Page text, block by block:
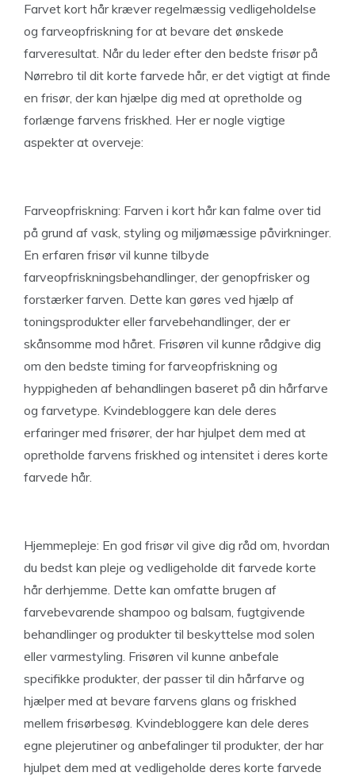
Farvet kort hår kræver regelmæssig vedligeholdelse
og farveopfriskning for at bevare det ønskede
farveresultat. Når du leder efter den bedste frisør på
Nørrebro til dit korte farvede hår, er det vigtigt at finde
en frisør, der kan hjælpe dig med at opretholde og
forlænge farvens friskhed. Her er nogle vigtige
aspekter at overveje:
Farveopfriskning: Farven i kort hår kan falme over tid
på grund af vask, styling og miljømæssige påvirkninger.
En erfaren frisør vil kunne tilbyde
farveopfriskningsbehandlinger, der genopfrisker og
forstærker farven. Dette kan gøres ved hjælp af
toningsprodukter eller farvebehandlinger, der er
skånsomme mod håret. Frisøren vil kunne rådgive dig
om den bedste timing for farveopfriskning og
hyppigheden af behandlingen baseret på din hårfarve
og farvetype. Kvindebloggere kan dele deres
erfaringer med frisører, der har hjulpet dem med at
opretholde farvens friskhed og intensitet i deres korte
farvede hår.
Hjemmepleje: En god frisør vil give dig råd om, hvordan
du bedst kan pleje og vedligeholde dit farvede korte
hår derhjemme. Dette kan omfatte brugen af
farvebevarende shampoo og balsam, fugtgivende
behandlinger og produkter til beskyttelse mod solen
eller varmestyling. Frisøren vil kunne anbefale
specifikke produkter, der passer til din hårfarve og
hjælper med at bevare farvens glans og friskhed
mellem frisørbesøg. Kvindebloggere kan dele deres
egne plejerutiner og anbefalinger til produkter, der har
hjulpet dem med at vedligeholde deres korte farvede